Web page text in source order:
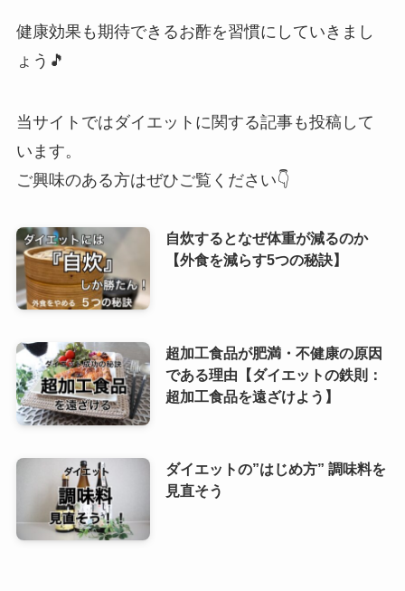
健康効果も期待できるお酢を習慣にしていきまし
ょう🎵
当サイトではダイエットに関する記事も投稿して
います。
ご興味のある方はぜひご覧ください👇
自炊するとなぜ体重が減るのか
【外食を減らす5つの秘訣】
超加工食品が肥満・不健康の原因
である理由【ダイエットの鉄則：
超加工食品を遠ざけよう】
ダイエットの”はじめ方” 調味料を
見直そう